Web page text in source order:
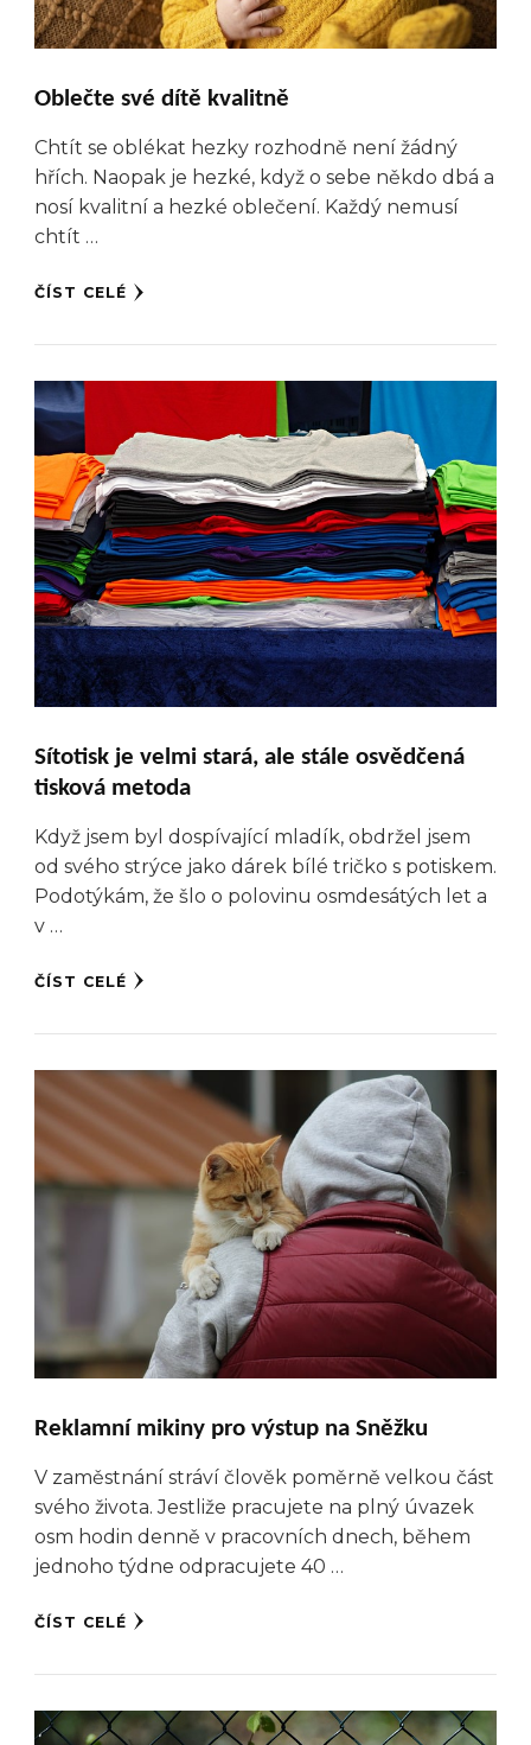
Oblečte své dítě kvalitně
Chtít se oblékat hezky rozhodně není žádný
hřích. Naopak je hezké, když o sebe někdo dbá a
nosí kvalitní a hezké oblečení. Každý nemusí
chtít …
ČÍST CELÉ
Sítotisk je velmi stará, ale stále osvědčená
tisková metoda
Když jsem byl dospívající mladík, obdržel jsem
od svého strýce jako dárek bílé tričko s potiskem.
Podotýkám, že šlo o polovinu osmdesátých let a
v …
ČÍST CELÉ
Reklamní mikiny pro výstup na Sněžku
V zaměstnání stráví člověk poměrně velkou část
svého života. Jestliže pracujete na plný úvazek
osm hodin denně v pracovních dnech, během
jednoho týdne odpracujete 40 …
ČÍST CELÉ